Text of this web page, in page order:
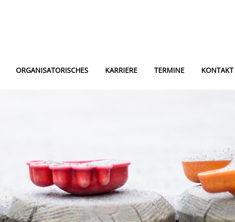
ORGANISATORISCHES KARRIERE TERMINE KONTAKT